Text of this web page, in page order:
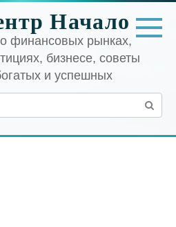
Начало
финансовых рынках,
бизнесе, советы
и успешных